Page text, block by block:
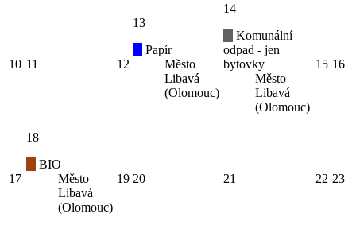
10 11 12
13
Papír
Město
Libavá
(Olomouc)
14
Komunální
odpad - jen
bytovky
Město
Libavá
(Olomouc)
15 16
17
18
BIO
Město
Libavá
(Olomouc)
19 20 21 22 23